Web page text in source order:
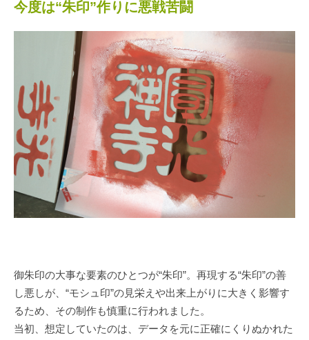
今度は“朱印”作りに悪戦苦闘
御朱印の大事な要素のひとつが“朱印”。再現する“朱印”の善
し悪しが、“モシュ印”の見栄えや出来上がりに大きく影響す
るため、その制作も慎重に行われました。
当初、想定していたのは、データを元に正確にくりぬかれた